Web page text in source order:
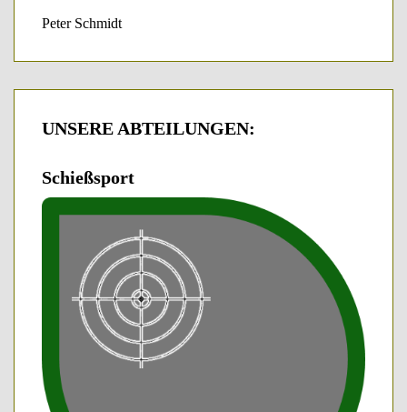
Peter Schmidt
UNSERE ABTEILUNGEN:
Schießsport